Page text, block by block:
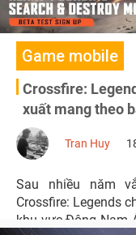
Game mobile
Crossfire:
xuất mang theo
đấu máu lửa
Sau nhiều năm
Crossfire: Legends